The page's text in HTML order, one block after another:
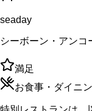
seaday
シーボーン・アンコ
満足
お食事・ダイニ